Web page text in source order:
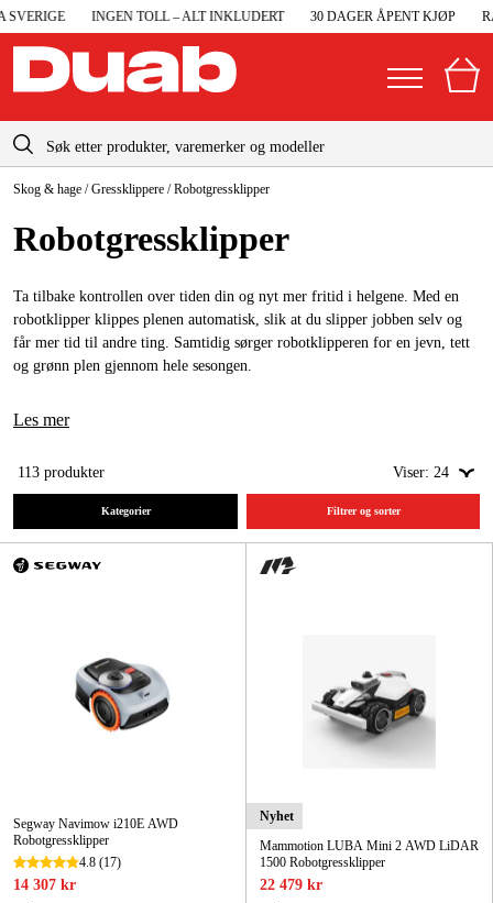
INGEN TOLL – ALT INKLUDERT 30 DAGER ÅPENT KJØP
Norge
Sverige
Danmark
Suomi
Deutschland
Maskiner og verktøy
Garasje og verksted
Maskintilbehør og forbruksvarer
Skog og hage
Hjem og fritid
Varemerker
Artikler og guider
info@duab.no
Skog & hage /Gressklippere /Robotgressklipper
Robotgressklipper
Ta tilbake kontrollen over tiden din og nyt mer fritid i helgene. Med en
robotklipper klippes plenen automatisk, slik at du slipper jobben selv og
får mer tid til andre ting. Samtidig sørger robotklipperen for en jevn, tett
og grønn plen gjennom hele sesongen.
Les mer
113 produkter Viser: 24
Kategorier Filtrer og sorter
Segway Navimow i210E AWD
Robotgressklipper
4.8 (17)
14 307 kr
Nyhet
Mammotion LUBA Mini 2 AWD LiDAR
1500 Robotgressklipper
22 479 kr